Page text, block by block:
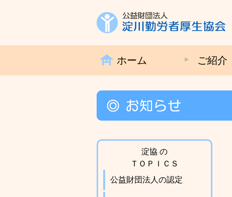
ホーム ご紹介
淀協 の
ＴＯＰＩＣＳ
公益財団法人の認定